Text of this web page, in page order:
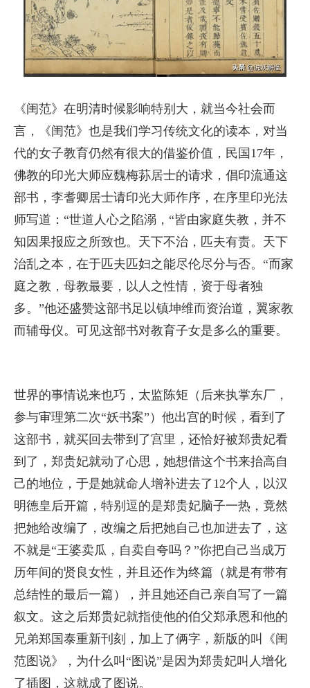
《闺范》在明清时候影响特别大，就当今社会而
言，《闺范》也是我们学习传统文化的读本，对当
代的女子教育仍然有很大的借鉴价值，民国17年，
佛教的印光大师应魏梅荪居士的请求，倡印流通这
部书，李耆卿居士请印光大师作序，在序里印光法
师写道：“世道人心之陷溺，“皆由家庭失教，并不
知因果报应之所致也。天下不治，匹夫有责。天下
治乱之本，在于匹夫匹妇之能尽伦尽分与否。“而家
庭之教，母教最要，以人之性情，资于母者独
多。”他还盛赞这部书足以镇坤维而资治道，翼家教
而辅母仪。可见这部书对教育子女是多么的重要。
世界的事情说来也巧，太监陈矩（后来执掌东厂，
参与审理第二次“妖书案”）他出宫的时候，看到了
这部书，就买回去带到了宫里，还恰好被郑贵妃看
到了，郑贵妃就动了心思，她想借这个书来抬高自
己的地位，于是她就命人增补进去了12个人，以汉
明德皇后开篇，特别逗的是郑贵妃脑子一热，竟然
把她给改编了，改编之后把她自己也加进去了，这
不就是“王婆卖瓜，自卖自夸吗？”你把自己当成万
历年间的贤良女性，并且还作为终篇（就是有带有
总结性的最后一篇），并且她还自己亲自写了一篇
叙文。这之后郑贵妃就指使他的伯父郑承恩和他的
兄弟郑国泰重新刊刻，加上了俩字，新版的叫《闺
范图说》，为什么叫“图说”是因为郑贵妃叫人增化
了插图，这就成了图说。